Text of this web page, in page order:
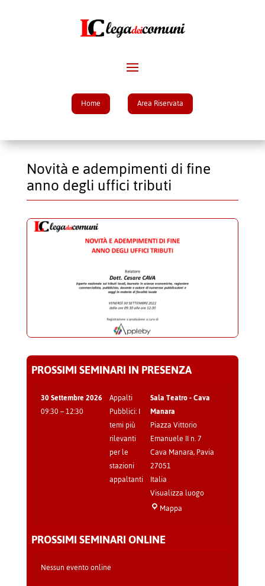
Home Area Riservata
Novità e adempimenti di fine
anno degli uffici tributi
PROSSIMI SEMINARI IN PRESENZA
30 Settembre 2026
09:30–12:30
Appalti
Pubblici: I
temi più
rilevanti
per le
stazioni
appaltanti
Sala Teatro - Cava
Manara
Piazza Vittorio
Emanuele II n. 7
Cava Manara,Pavia
27051
Italia
Visualizza luogo
Mappa
PROSSIMI SEMINARI ONLINE
Nessun evento online